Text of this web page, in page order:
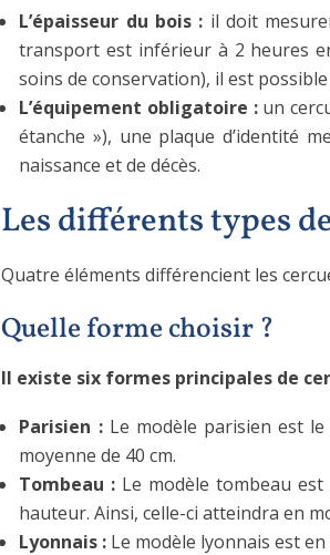
L’épaisseur du bois : il doit
transport est inférieur à 2 heures
soins de conservation), il est
L’équipement obligatoire :un
étanche »), une plaque d’identité
naissance et de décès.
Les différents types
Quatre éléments différencient les
Quelle forme choisir ?
Il existe six formes principales de
Parisien :Le modèle parisien est le
moyenne de 40 cm.
Tombeau : Le modèle tombeau
hauteur. Ainsi, celle-ci atteindra en
Lyonnais : Le modèle lyonnais est